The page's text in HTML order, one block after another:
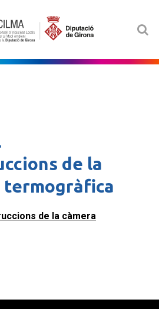
de la
termogràfica
de la càmera